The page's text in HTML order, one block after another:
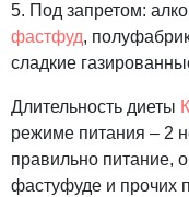
5. Под запретом:
фастфуд,
сладкие
Длительность диеты
режиме питания – 2
правильно питание,
фастуфуде и прочих